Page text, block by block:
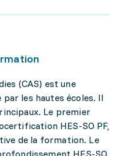
(CAS) est une
les hautes écoles. Il
Le premier
HES-SO PF,
de la formation. Le
HES-SO